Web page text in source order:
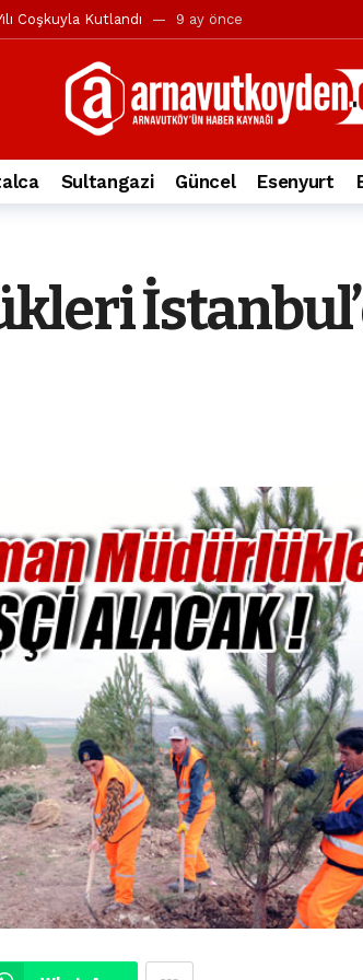
Coşkuyla Kutlandı 9 ay önce
ve Mustafa Candaroğlu’na yönelik
344.868’e ulaştı 1 yıl önce
otomobil alev alev yandı. 2 yıl önce
protesto gösterisi düzenledi 2 yıl önce
taksideki yolcu öldü 3 yıl önce
tepkisi 3 yıl önce
Sultangazi Güncel Esenyurt